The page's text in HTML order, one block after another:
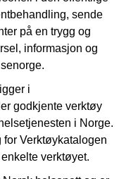
sende
på en trygg og
informasjon og
i
godkjente verktøy
i Norge.
for Verktøykatalogen
verktøyet.